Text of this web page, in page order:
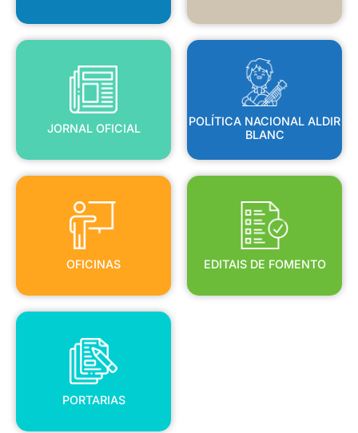
JORNAL OFICIAL
JORNAL OFICIAL
POLÍTICA NACIONAL ALDIR
BLANC
POLÍTICA NACIONAL ALDIR
BLANC
OFICINAS
OFICINAS
EDITAIS DE FOMENTO
EDITAIS DE FOMENTO
PORTARIAS
PORTARIAS